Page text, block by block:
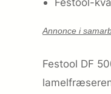
Annonce i
Festool DF